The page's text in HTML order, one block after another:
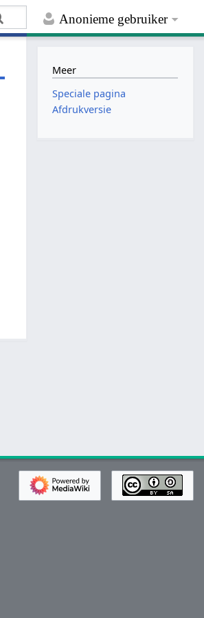
Anonieme gebruiker
Meer
Speciale pagina
Afdrukversie